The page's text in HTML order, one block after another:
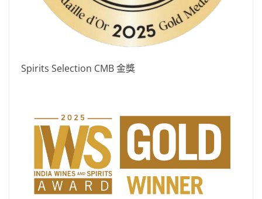
Spirits Selection CMB 金獎